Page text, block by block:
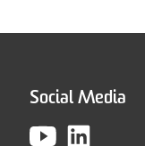
Social Media